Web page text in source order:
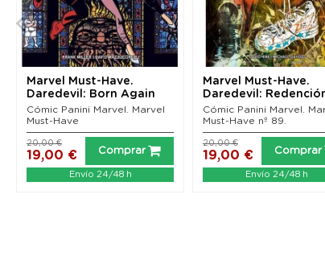
Marvel Must-Have.
Daredevil: Born Again
(Nueva edición)
Cómic Panini Marvel. Marvel
Must-Have
19,00 €
20,00 €
Comprar
Envío 24/48 h
Marvel Must-Have.
Daredevil:
Cómic Panini Marvel.
Must-Have nº 89.
19,00 €
20,00 €
Comprar
Envío 24/48 h